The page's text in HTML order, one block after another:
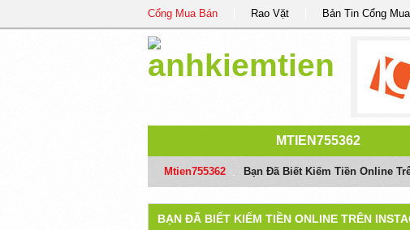
Cổng Mua Bán Rao Vặt Bản Tin Cổng
MTIEN755362
Mtien755362 Bạn Đã Biết Kiếm Tiền Online
BẠN ĐÃ BIẾT KIẾM TIỀN ONLINE TRÊN